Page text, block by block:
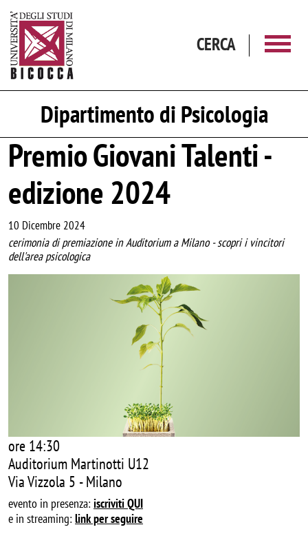
CERCA
Dipartimento di Psicologia
Premio Giovani Talenti -
edizione 2024
10 Dicembre 2024
cerimonia di premiazione in Auditorium a Milano - scopri i vincitori
dell'area psicologica
ore 14:30
Auditorium Martinotti U12
Via Vizzola 5 - Milano
evento in presenza: iscriviti QUI
e in streaming: link per seguire